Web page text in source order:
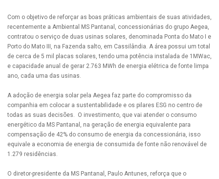
Com o objetivo de reforçar as boas práticas ambientais de suas atividades,
recentemente a Ambiental MS Pantanal, concessionárias do grupo Aegea,
contratou o serviço de duas usinas solares, denominada Ponta do Mato I e
Porto do Mato III, na Fazenda salto, em Cassilândia. A área possui um total
de cerca de 5 mil placas solares, tendo uma potência instalada de 1MWac,
e capacidade anual de gerar 2.763 MWh de energia elétrica de fonte limpa
ano, cada uma das usinas.
A adoção de energia solar pela Aegea faz parte do compromisso da
companhia em colocar a sustentabilidade e os pilares ESG no centro de
todas as suas decisões. O investimento, que vai atender o consumo
energético da MS Pantanal, na geração de energia equivalente para
compensação de 42% do consumo de energia da concessionária, isso
equivale a economia de energia de consumida de fonte não renovável de
1.279 residências.
O diretor-presidente da MS Pantanal, Paulo Antunes, reforça que o